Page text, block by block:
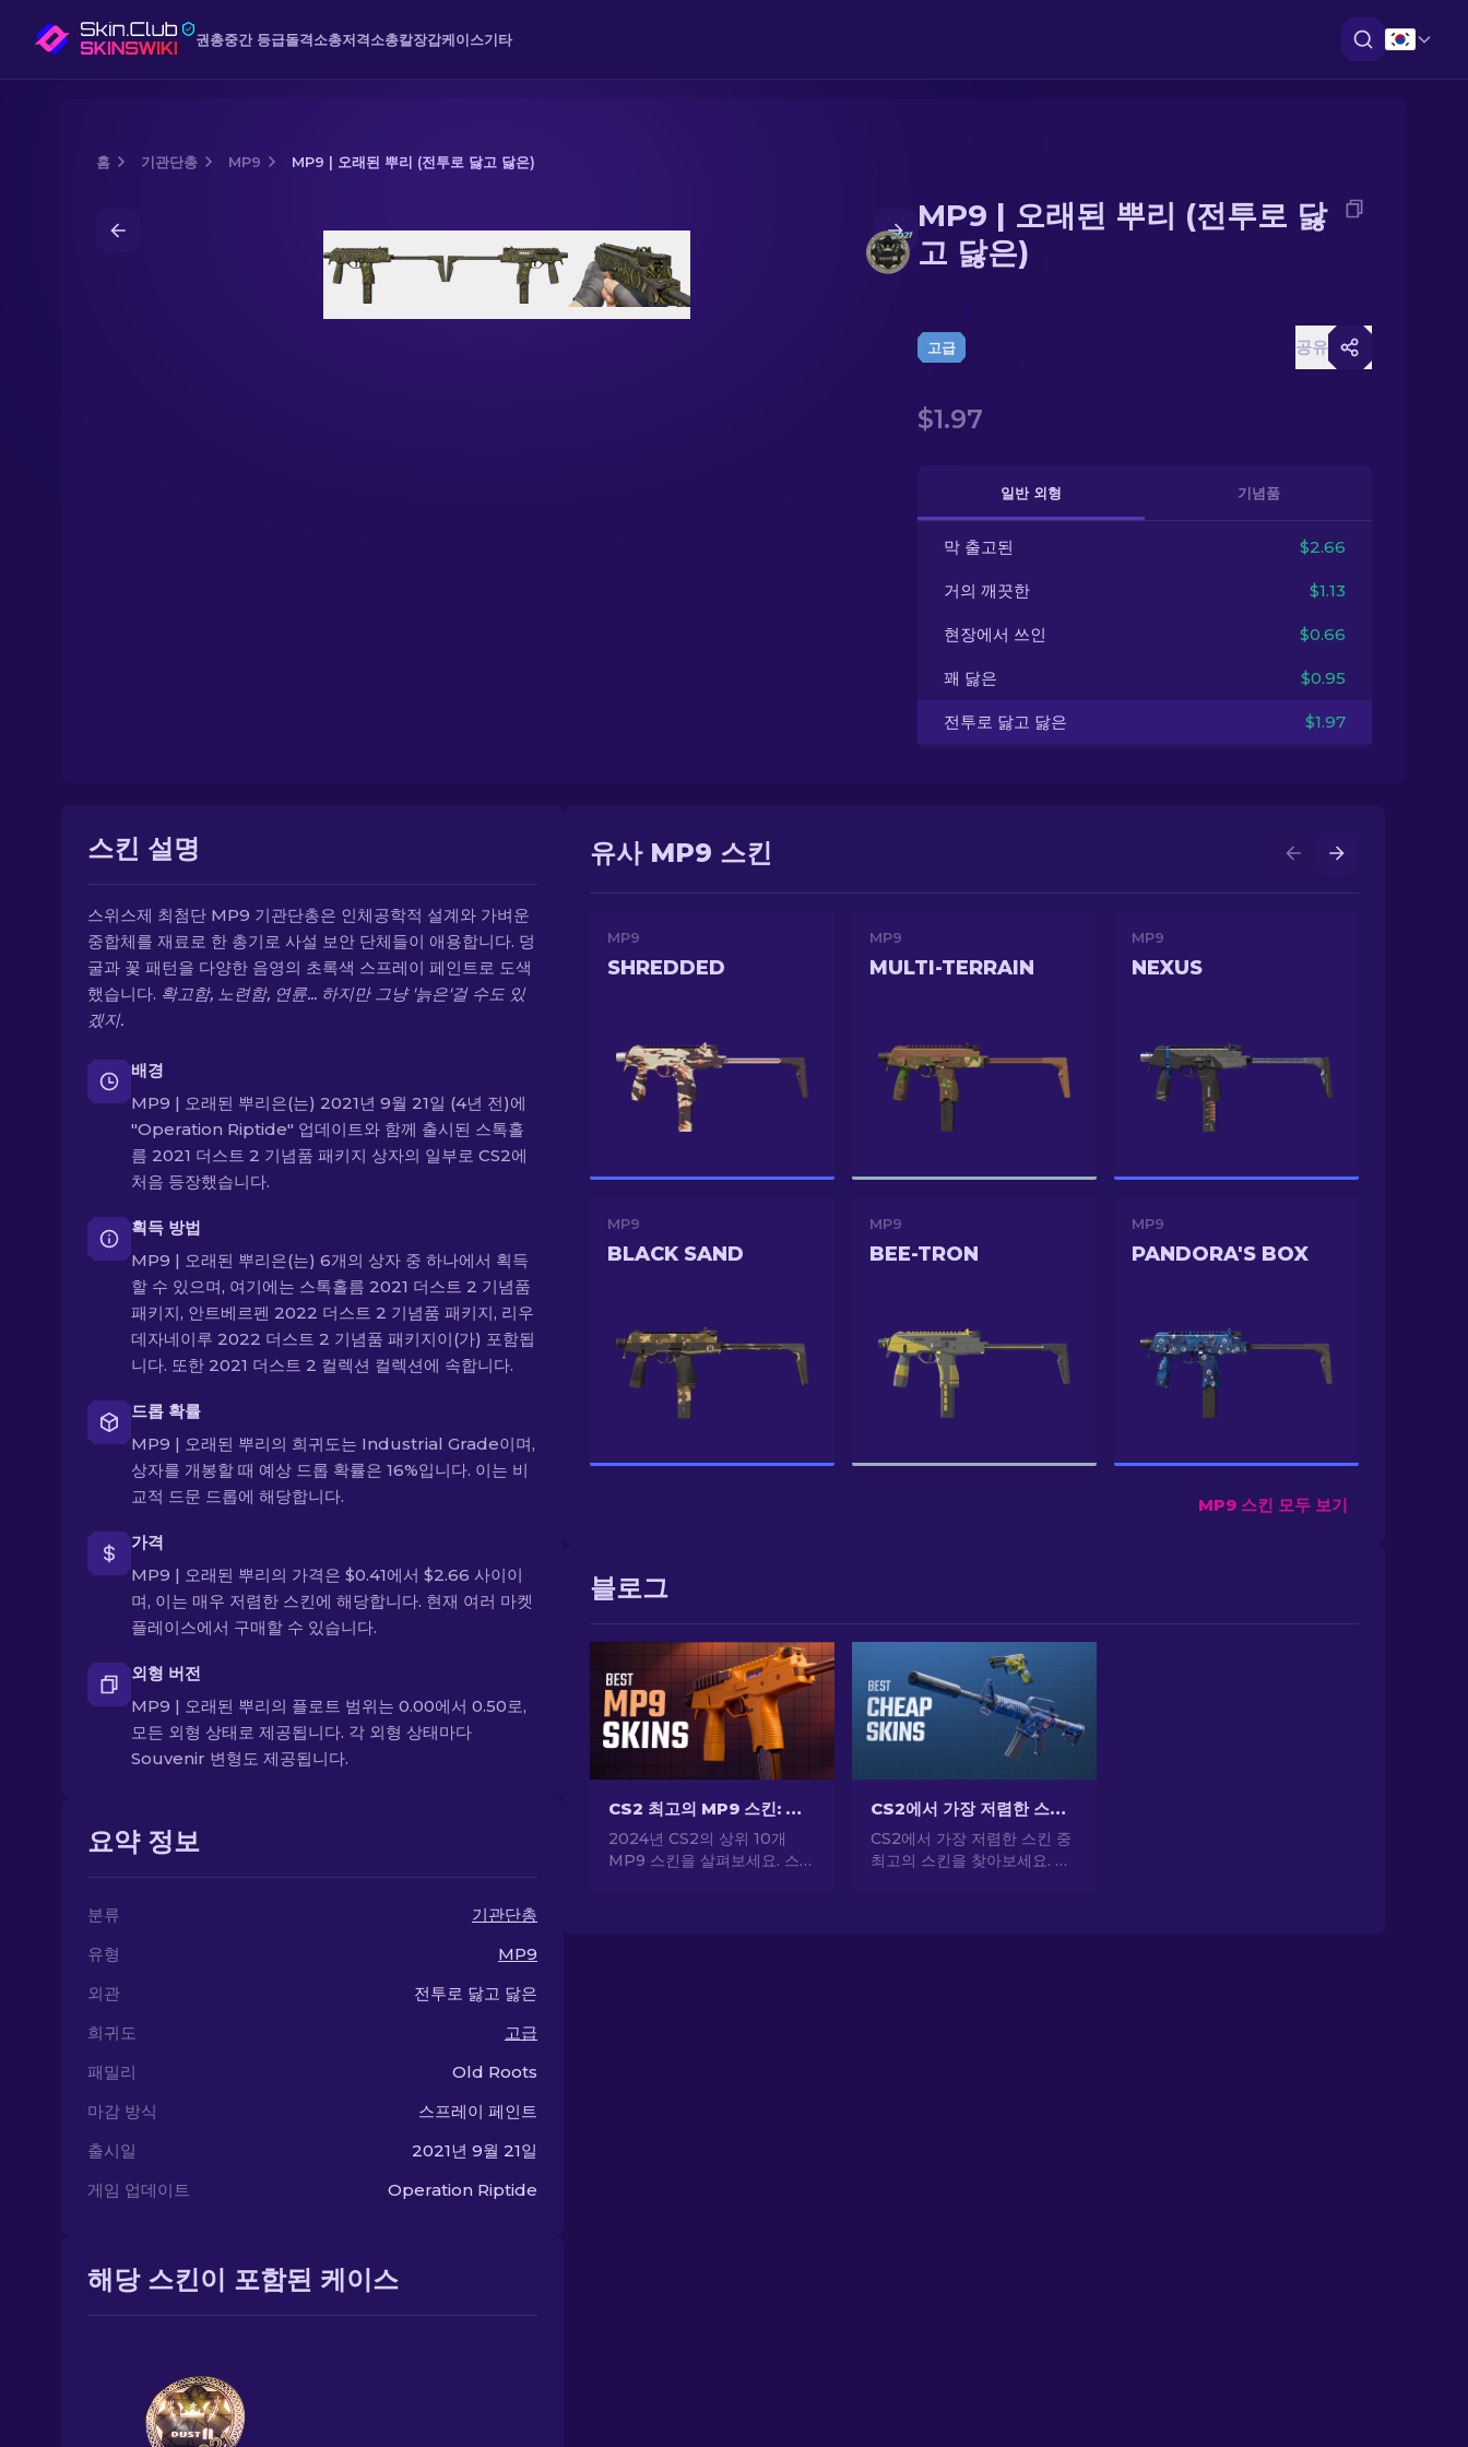
권총중간 등급돌격소총저격소총칼장갑케이스기타
홈 기관단총 MP9 MP9 | 오래된 뿌리 (전투로 닳고 닳은)
MP9 | 오래된 뿌리 (전투로 닳고 닳은)
MP9 | 오래된 뿌리 (전투로 닳
고 닳은)
고급 공유
$1.97
일반 외형 기념품
막 출고된 $2.66
거의 깨끗한 $1.13
현장에서 쓰인 $0.66
꽤 닳은 $0.95
전투로 닳고 닳은 $1.97
스킨 설명
스위스제 최첨단 MP9 기관단총은 인체공학적 설계와 가벼운
중합체를 재료로 한 총기로 사설 보안 단체들이 애용합니다. 덩
굴과 꽃 패턴을 다양한 음영의 초록색 스프레이 페인트로 도색
했습니다. 확고함, 노련함, 연륜... 하지만 그냥 '늙은'걸 수도 있
겠지.
배경
MP9 | 오래된 뿌리은(는) 2021년 9월 21일 (4년 전)에
"Operation Riptide" 업데이트와 함께 출시된 스톡홀
름 2021 더스트 2 기념품 패키지 상자의 일부로 CS2에
처음 등장했습니다.
획득 방법
MP9 | 오래된 뿌리은(는) 6개의 상자 중 하나에서 획득
할 수 있으며, 여기에는 스톡홀름 2021 더스트 2 기념품
패키지, 안트베르펜 2022 더스트 2 기념품 패키지, 리우
데자네이루 2022 더스트 2 기념품 패키지이(가) 포함됩
니다. 또한 2021 더스트 2 컬렉션 컬렉션에 속합니다.
드롭 확률
MP9 | 오래된 뿌리의 희귀도는 Industrial Grade이며,
상자를 개봉할 때 예상 드롭 확률은 16%입니다. 이는 비
교적 드문 드롭에 해당합니다.
가격
MP9 | 오래된 뿌리의 가격은 $0.41에서 $2.66 사이이
며, 이는 매우 저렴한 스킨에 해당합니다. 현재 여러 마켓
플레이스에서 구매할 수 있습니다.
외형 버전
MP9 | 오래된 뿌리의 플로트 범위는 0.00에서 0.50로,
모든 외형 상태로 제공됩니다. 각 외형 상태마다
Souvenir 변형도 제공됩니다.
요약 정보
분류
기관단총
유형
MP9
외관
전투로 닳고 닳은
희귀도
고급
패밀리
Old Roots
마감 방식
스프레이 페인트
출시일
2021년 9월 21일
게임 업데이트
Operation Riptide
해당 스킨이 포함된 케이스
유사 MP9 스킨
MP9
SHREDDED
MP9
MULTI-TERRAIN
MP9
NEXUS
MP9
BLACK SAND
MP9
BEE-TRON
MP9
PANDORA'S BOX
MP9 스킨 모두 보기
블로그
CS2 최고의 MP9 스킨: 에디터의 선택 [2026]
2024년 CS2의 상위 10개
MP9 스킨을 살펴보세요. 스타
CS2에서 가장 저렴한 스킨 [2026]
CS2에서 가장 저렴한 스킨 중
최고의 스킨을 찾아보세요. 전